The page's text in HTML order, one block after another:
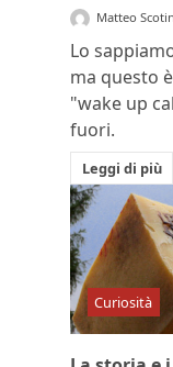
Matteo
Lo
ma questo
"wake up
fuori.
Leggi di più
Curiosità